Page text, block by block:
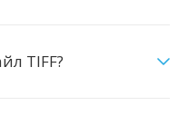
TIFF?